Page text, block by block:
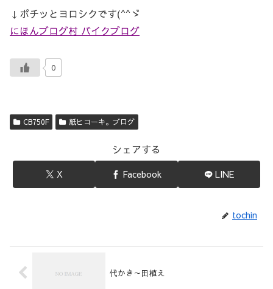
↓ポチッとヨロシクです(^^ゞ
にほんブログ村 バイクブログ
0
CB750F 紙ヒコーキ。ブログ
シェアする
X Facebook LINE
tochin
代かき～田植え